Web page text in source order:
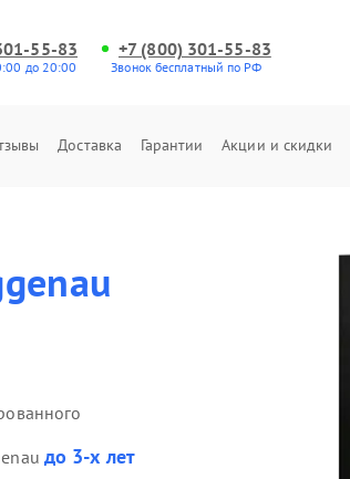
55-83
до 20:00
+7 (800) 301-55-83
Звонок бесплатный по РФ
Доставка Гарантии Акции и скидки
до 3-х лет